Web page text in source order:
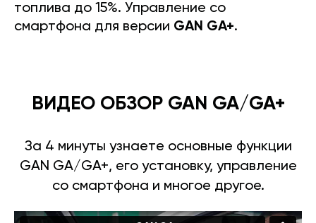
топлива до 15%. Управление со
смартфона для версии GAN GA+.
ВИДЕО ОБЗОР GAN GA/GA+
За 4 минуты узнаете основные функции
GAN GA/GA+, его установку, управление
со смартфона и многое другое.